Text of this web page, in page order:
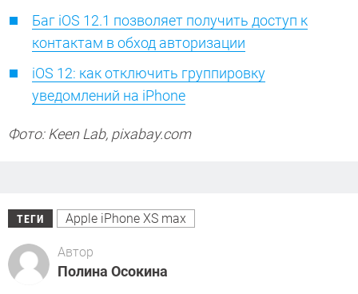
Баг iOS 12.1 позволяет получить доступ к
контактам в обход авторизации
iOS 12: как отключить группировку
уведомлений на iPhone
Фото: Keen Lab, pixabay.com
ТЕГИ Apple iPhone XS max
Автор
Полина Осокина